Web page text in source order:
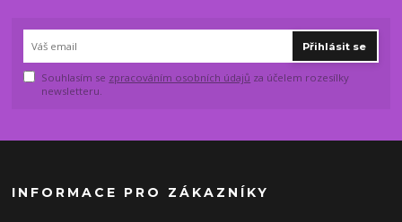
Přihlásit se
Souhlasím se zpracováním osobních údajů za účelem rozesílky
newsletteru.
INFORMACE PRO ZÁKAZNÍKY